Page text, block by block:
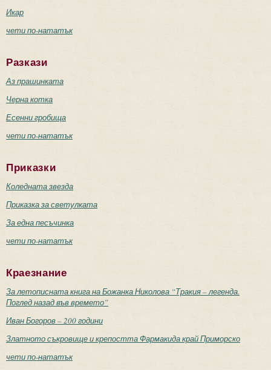
Икар
чети по-нататък
Разкази
Аз прашинката
Черна котка
Есенни гробища
чети по-нататък
Приказки
Коледната звезда
Приказка за светулката
За една песъчинка
чети по-нататък
Краезнание
За летописната книга на Божанка Николова “Тракия – легенда.
Поглед назад във времето”
Иван Богоров – 200 години
Златното съкровище и крепостта Фармакида край Приморско
чети по-нататък